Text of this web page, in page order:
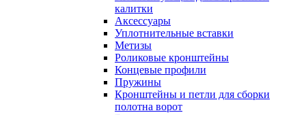
калитки
Аксессуары
Уплотнительные вставки
Метизы
Роликовые кронштейны
Концевые профили
Пружины
Кронштейны и петли для сборки
полотна ворот